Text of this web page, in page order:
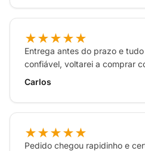
evoca a grandiosidade e
God of War (2018), ideal
gamer ou para uso diário.
Presente Perfeito para
War (2018), com um
a complexidade da
★★★★★
Entrega antes do prazo e
confiável, voltarei a comprar
Carlos
★★★★★
Pedido chegou rapidinho e